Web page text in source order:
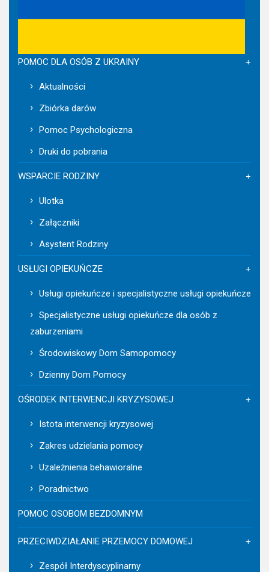
POMOC DLA OSÓB Z UKRAINY
Aktualności
Zbiórka darów
Pomoc Psychologiczna
Druki do pobrania
WSPARCIE RODZINY
Ulotka
Załączniki
Asystent Rodziny
USŁUGI OPIEKUŃCZE
Usługi opiekuńcze i specjalistyczne usługi opiekuńcze
Specjalistyczne usługi opiekuńcze dla osób z
zaburzeniami
Środowiskowy Dom Samopomocy
Dzienny Dom Pomocy
OŚRODEK INTERWENCJI KRYZYSOWEJ
Istota interwencji kryzysowej
Zakres udzielania pomocy
Uzależnienia behawioralne
Poradnictwo
POMOC OSOBOM BEZDOMNYM
PRZECIWDZIAŁANIE PRZEMOCY DOMOWEJ
Zespół Interdyscyplinarny